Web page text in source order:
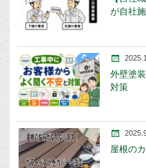
が自社
外壁塗
対策
屋根の